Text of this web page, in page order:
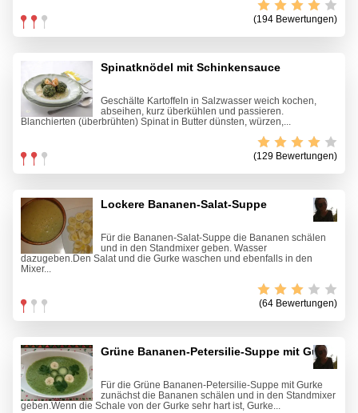
(194 Bewertungen)
Spinatknödel mit Schinkensauce
Geschälte Kartoffeln in Salzwasser weich kochen,
abseihen, kurz überkühlen und passieren.
Blanchierten (überbrühten) Spinat in Butter dünsten, würzen,...
(129 Bewertungen)
Lockere Bananen-Salat-Suppe
Für die Bananen-Salat-Suppe die Bananen schälen
und in den Standmixer geben. Wasser
dazugeben.Den Salat und die Gurke waschen und ebenfalls in den
Mixer...
(64 Bewertungen)
Grüne Bananen-Petersilie-Suppe mit Gurke
Für die Grüne Bananen-Petersilie-Suppe mit Gurke
zunächst die Bananen schälen und in den Standmixer
geben.Wenn die Schale von der Gurke sehr hart ist, Gurke...